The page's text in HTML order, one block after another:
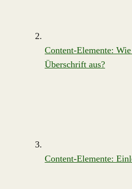
Content-Elemente:
Überschrift aus?
Content-Elemente: